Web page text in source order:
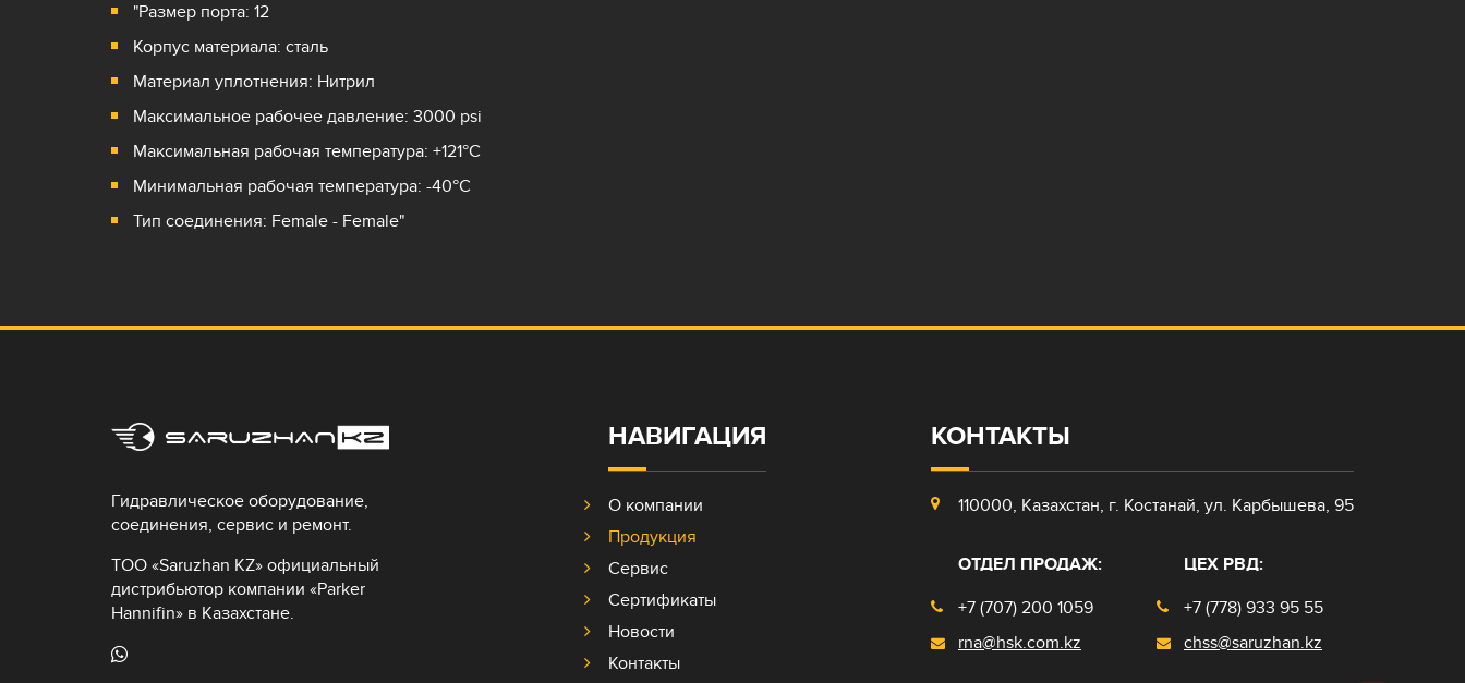
"Размер порта: 12
Корпус материала: сталь
Материал уплотнения: Нитрил
Максимальное рабочее давление: 3000 psi
Максимальная рабочая температура: +121°С
Минимальная рабочая температура: -40°С
Тип соединения: Female - Female"
Гидравлическое оборудование,
соединения, сервис и ремонт.
ТОО «Saruzhan KZ» официальный
дистрибьютор компании «Parker
Hannifin» в Казахстане.
НАВИГАЦИЯ
О компании
Продукция
Сервис
Сертификаты
Новости
Контакты
КОНТАКТЫ
110000, Казахстан, г. Костанай, ул. Карбышева, 95
ОТДЕЛ ПРОДАЖ:
+7 (707) 200 1059
rna@hsk.com.kz
ЦЕХ РВД:
+7 (778) 933 95 55
chss@saruzhan.kz